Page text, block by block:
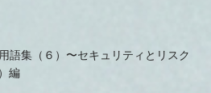
語集（６）〜セキュリティとリスク
編